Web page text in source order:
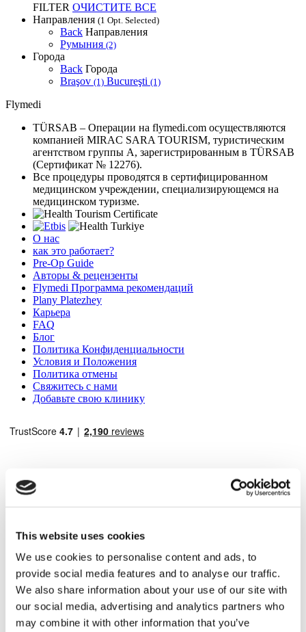
This website uses cookies
We use cookies to personalise content and ads, to
provide social media features and to analyse our traffic.
We also share information about your use of our site with
our social media, advertising and analytics partners who
may combine it with other information that you’ve
FILTER ОЧИСТИТЕ ВСЕ
Направления (1 Opt. Selected)
Back Направления
Румыния (2)
Города
Back Города
Braşov (1) Bucureşti (1)
Flymedi
TÜRSAB – Операции на flymedi.com осуществляются
компанией MIRAC SARA TOURISM, туристическим
агентством группы A, зарегистрированным в TÜRSAB
(Сертификат № 12276).
Все процедуры проводятся в сертифицированном
медицинском учреждении, специализирующемся на
медицинском туризме.
О нас
как это работает?
Pre-Op Guide
Авторы & рецензенты
Flymedi Программа рекомендаций
Plany Platezhey
Карьера
FAQ
Блог
Политика Конфиденциальности
Условия и Положения
Политика отмены
Свяжитесь с нами
Добавьте свою клинику
Spain Клиники
Mexico Клиники
Poland Клиники
Thailand Клиники
Hungary Клиники
Colombia Клиники